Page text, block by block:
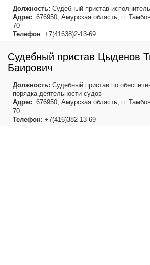
Должность: Судебный пристав-исполнитель
Адрес: 676950, Амурская область, п.
70
Телефон: +7(41638)2-13-69
Судебный пристав Цыденов
Баирович
Должность: Судебный пристав по
порядка деятельности судов
Адрес: 676950, Амурская область, п.
70
Телефон: +7(416)382-13-69